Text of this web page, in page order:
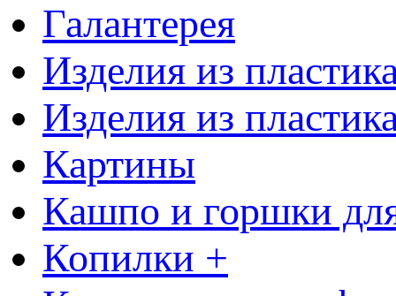
Галантерея
Изделия из
Изделия из
Картины
Кашпо и горшки
Копилки +